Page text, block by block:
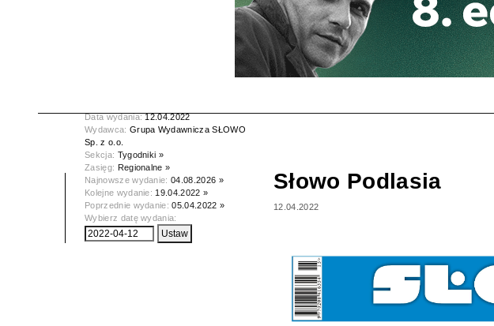
Data wydania:12.04.2022
Wydawca: Grupa Wydawnicza SŁOWO
Sp. z o.o.
Sekcja: Tygodniki »
Zasięg: Regionalne »
Najnowsze wydanie:04.08.2026 »
Kolejne wydanie: 19.04.2022 »
Poprzednie wydanie:05.04.2022 »
Wybierz datę wydania:
Słowo Podlasia
12.04.2022